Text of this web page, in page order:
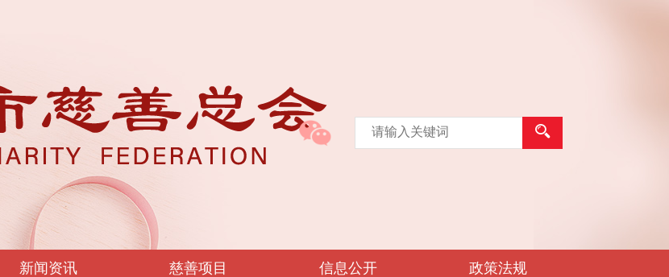
新闻资讯 慈善项目 信息公开 政策法规